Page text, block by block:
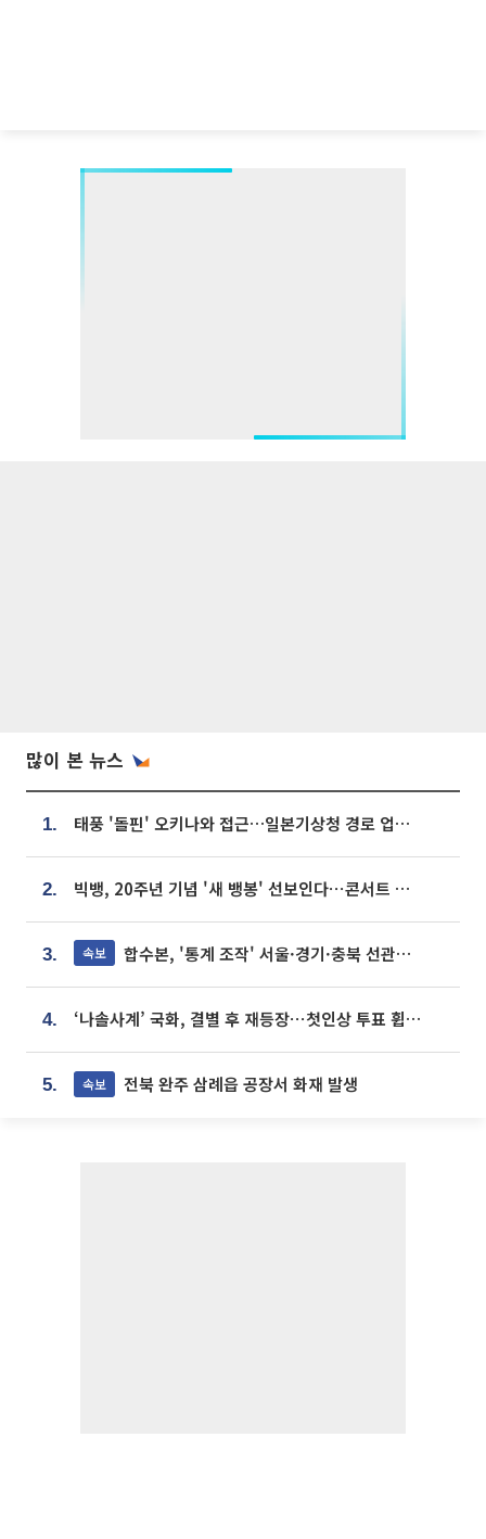
많이 본 뉴스
1. 태풍 '돌핀' 오키나와 접근…일본기상청 경로 업데이트
2. 빅뱅, 20주년 기념 '새 뱅봉' 선보인다⋯콘서트 앞두고 팝업 개최
3. 속보 합수본, '통계 조작' 서울·경기·충북 선관위 등 추가 압수수색
4. ‘나솔사계’ 국화, 결별 후 재등장⋯첫인상 투표 휩쓸고 ‘인기녀’ 등극
5. 속보 전북 완주 삼례읍 공장서 화재 발생